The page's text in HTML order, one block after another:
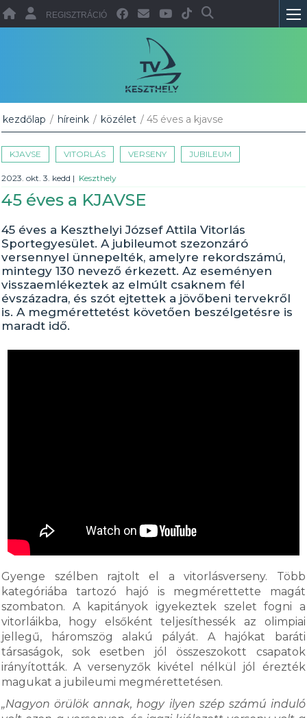
REGISZTRÁCIÓ
kezdőlap / híreink / közélet / 45 éves a kjavse
KJAVSE VITORLÁS VERSENY JUBILEUM
2023. okt. 3. kedd | Keszthely
45 éves a KJAVSE
45 éves a Keszthelyi József Attila Vitorlás
Sportegyesület. A jubileumot szezonzáró
versennyel ünnepelték, amelyre rekordszámú,
mintegy 130 nevező érkezett. Az eseményen
visszaemlékeztek az elmúlt csaknem fél
évszázadra, és szót ejtettek a jövőbeni tervekről
is. A megmérettetést követően beszélgetésre is
maradt idő.
Gyenge szélben rajtolt el a vitorlásverseny. Több
kategóriába tartozó hajó is megmérettette magát
szombaton. A kapitányok igyekeztek szelet fogni a
vitorláikba, hogy elsőként teljesíthessék az olimpiai
jellegű, háromszög alakú pályát. A hajókat baráti
társaságok, sok esetben jól összeszokott csapatok
irányították. A versenyzők kivétel nélkül jól érezték
magukat a jubileumi megmérettetésen.
„Nagyon örülök annak, hogy ilyen szép számú induló